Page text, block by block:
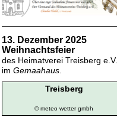
13. Dezember 2025
Weihnachtsfeier
des Heimatverei Treisberg e.V.
im Gemaahaus.
Treisberg
© meteo wetter gmbh